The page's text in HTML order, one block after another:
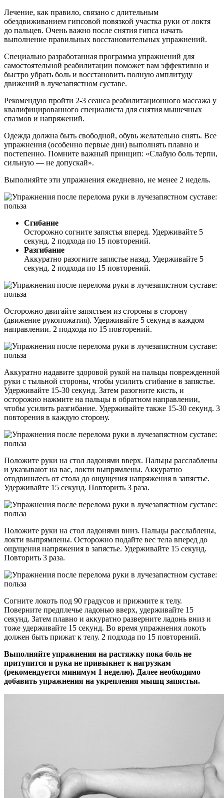
Лечение, как правило, связано с длительным
обездвиживанием гипсовой повязкой участка руки от локтя
до пальцев. Очень важно после снятия гипса начать
выполнение правильных восстановительных упражнений.
Специально разработанная программа упражнений для
самостоятельной реабилитации поможет вам эффективно и
быстро убрать боль и восстановить полную амплитуду
движений в лучезапястном суставе.
Рекомендую пройти 2-3 сеанса реабилитационного массажа у
квалифицированного специалиста для снятия мышечных
спазмов и напряжений.
Одежда должна быть свободной, обувь желательно снять. Все
упражнения (особенно первые дни) выполнять плавно и
постепенно. Помните важный принцип: «Слабую боль терпи,
сильную — не допускай».
Выполняйте эти упражнения ежедневно, не менее 2 недель.
Сгибание
Осторожно согните запястья вперед. Удерживайте 5
секунд. 2 подхода по 15 повторений.
Разгибание
Аккуратно разогните запястье назад. Удерживайте 5
секунд. 2 подхода по 15 повторений.
Осторожно двигайте запястьем из стороны в сторону
(движение рукопожатия). Удерживайте 5 секунд в каждом
направлении. 2 подхода по 15 повторений.
Аккуратно надавите здоровой рукой на пальцы поврежденной
руки с тыльной стороны, чтобы усилить сгибание в запястье.
Удерживайте 15-30 секунд. Затем разогните кисть, и
осторожно нажмите на пальцы в обратном направлении,
чтобы усилить разгибание. Удерживайте также 15-30 секунд. 3
повторения в каждую сторону.
Положите руки на стол ладонями вверх. Пальцы расслаблены
и указывают на вас, локти выпрямлены. Аккуратно
отодвиньтесь от стола до ощущения напряжения в запястье.
Удерживайте 15 секунд. Повторить 3 раза.
Положите руки на стол ладонями вниз. Пальцы расслаблены,
локти выпрямлены. Осторожно подайте вес тела вперед до
ощущения напряжения в запястье. Удерживайте 15 секунд.
Повторить 3 раза.
Согните локоть под 90 градусов и прижмите к телу.
Поверните предплечье ладонью вверх, удерживайте 15
секунд. Затем плавно и аккуратно разверните ладонь вниз и
тоже удерживайте 15 секунд. Во время упражнения локоть
должен быть прижат к телу. 2 подхода по 15 повторений.
Выполняйте упражнения на растяжку пока боль не
притупится и рука не привыкнет к нагрузкам
(рекомендуется минимум 1 неделю). Далее необходимо
добавить упражнения на укрепления мышц запястья.